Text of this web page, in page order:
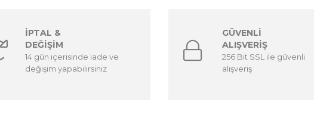
İPTAL &
DEĞİŞİM
14 gün içerisinde iade ve
değişim yapabilirsiniz
GÜVENLİ
ALIŞVERİŞ
256 Bit SSL ile güvenli
alışveriş